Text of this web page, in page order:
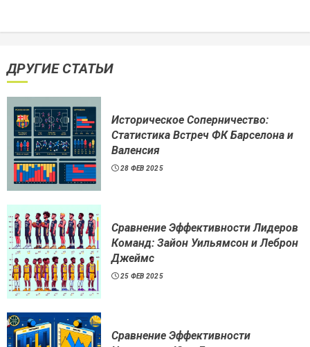
ДРУГИЕ СТАТЬИ
Историческое Соперничество:
Статистика Встреч ФК Барселона и
Валенсия
28 ФЕВ 2025
Сравнение Эффективности Лидеров
Команд: Зайон Уильямсон и Леброн
Джеймс
25 ФЕВ 2025
Сравнение Эффективности